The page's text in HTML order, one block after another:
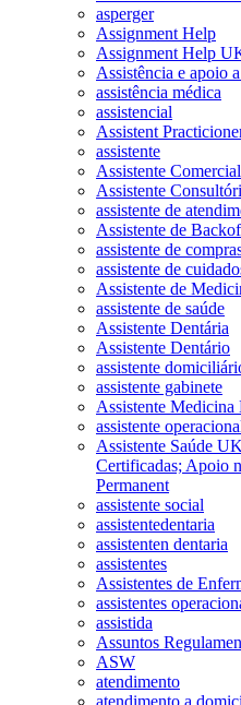
asperger
Assignment Help
Assignment Help
Assistência e apoio
assistência médica
assistencial
Assistent
assistente
Assistente Comercial
Assistente
assistente de
Assistente de
assistente de
assistente de
Assistente de
assistente de saúde
Assistente Dentária
Assistente Dentário
assistente
assistente gabinete
Assistente
assistente
Assistente Saúde
Certificadas; Apoio
Permanent
assistente social
assistentedentaria
assistenten dentaria
assistentes
Assistentes de
assistentes
assistida
Assuntos
ASW
atendimento
atendimento a